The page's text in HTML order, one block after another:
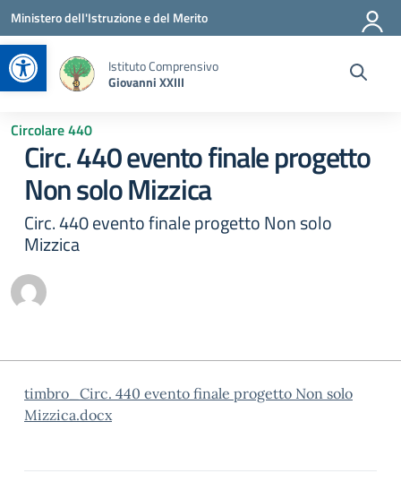
Apri la barra degli strumenti
Vai ai contenuti
Vai al menu di navigazione
Vai al footer
Ministero dell'Istruzione e del Merito
Istituto Comprensivo
Giovanni XXIII
Circolare 440
Circ. 440 evento finale progetto
Non solo Mizzica
Circ. 440 evento finale progetto Non solo
Mizzica
timbro_Circ. 440 evento finale progetto Non solo
Mizzica.docx